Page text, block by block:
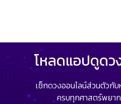
โหลดแอปดูดว
เช็กดวงออนไลน์ส่วนตัวกั
ครบทุกศาสตร์พยา